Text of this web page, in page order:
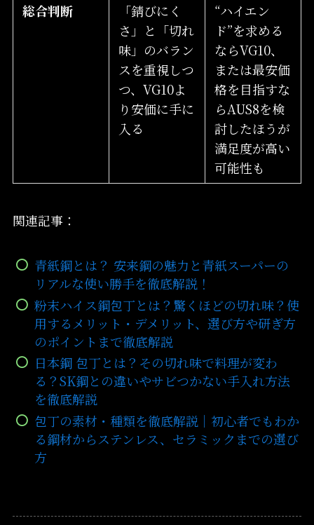
総合判断
「錆びにく
さ」と「切れ
味」のバラン
スを重視しつ
つ、VG10よ
り安価に手に
入る
“ハイエン
ド”を求める
ならVG10、
または最安価
格を目指すな
らAUS8を検
討したほうが
満足度が高い
可能性も
関連記事：
青紙鋼とは？ 安来鋼の魅力と青紙スーパーの
リアルな使い勝手を徹底解説！
粉末ハイス鋼包丁とは？驚くほどの切れ味？使
用するメリット・デメリット、選び方や研ぎ方
のポイントまで徹底解説
日本鋼 包丁とは？その切れ味で料理が変わ
る？SK鋼との違いやサビつかない手入れ方法
を徹底解説
包丁の素材・種類を徹底解説｜初心者でもわか
る鋼材からステンレス、セラミックまでの選び
方